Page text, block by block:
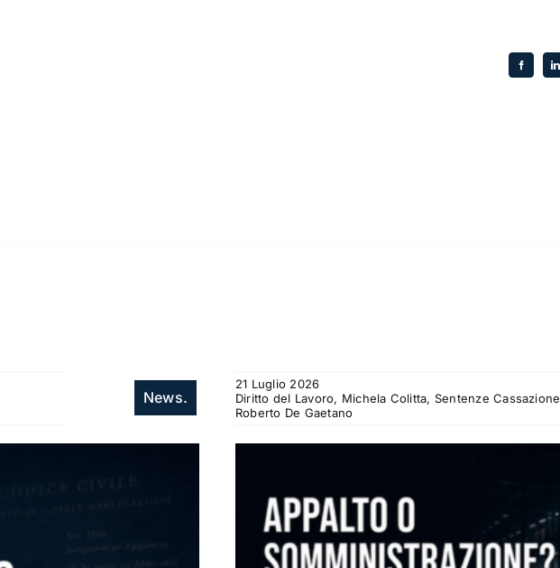
News.
21 Luglio 2026
Diritto del Lavoro, Michela Colitta, Sentenze Cassazione
Roberto De Gaetano